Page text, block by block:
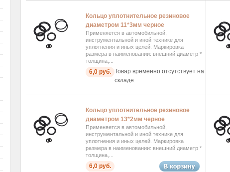
Кольцо уплотнительное резиновое
диаметром 11*3мм черное
Применяется в автомобильной,
инструментальной и иной технике для
уплотнения и иных целей. Маркировка
размера в наименовании: внешний диаметр *
толщина,...
6,0 руб. Товар временно отсутствует на
складе.
Кольцо уплотнительное резиновое
диаметром 13*2мм черное
Применяется в автомобильной,
инструментальной и иной технике для
уплотнения и иных целей. Маркировка
размера в наименовании: внешний диаметр *
толщина,...
6,0 руб.